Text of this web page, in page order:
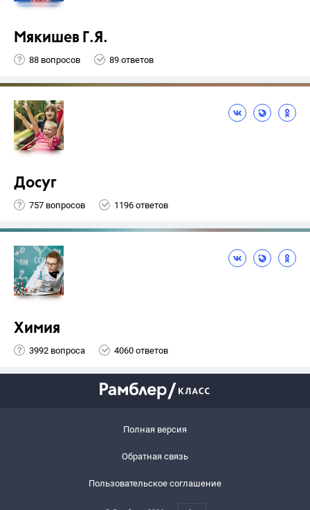
Мякишев Г.Я.
88 вопросов 89 ответов
Досуг
757 вопросов 1196 ответов
Химия
3992 вопроса 4060 ответов
Полная версия
Обратная связь
Пользовательское соглашение